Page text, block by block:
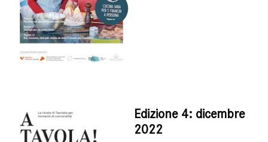
Edizione 4: dicembre
2022